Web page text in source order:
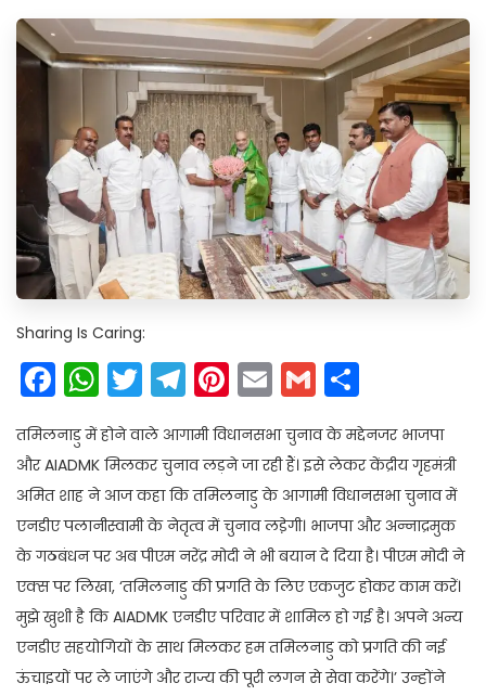
Sharing Is Caring:
Facebook
WhatsApp
Twitter
Telegram
Pinterest
EmailGmail
तमिलनाडु में होने वाले आगामी विधानसभा चुनाव के मद्देनजर भाजपा
और AIADMK मिलकर चुनाव लड़ने जा रही हैं। इसे लेकर केंद्रीय गृहमंत्री
अमित शाह ने आज कहा कि तमिलनाडु के आगामी विधानसभा चुनाव में
एनडीए पलानीस्वामी के नेतृत्व में चुनाव लडे़गी। भाजपा और अन्नाद्रमुक
के गठबंधन पर अब पीएम नरेंद्र मोदी ने भी बयान दे दिया है। पीएम मोदी ने
एक्स पर लिखा, ‘तमिलनाडु की प्रगति के लिए एकजुट होकर काम करें।
मुझे खुशी है कि AIADMK एनडीए परिवार में शामिल हो गई है। अपने अन्य
एनडीए सहयोगियों के साथ मिलकर हम तमिलनाडु को प्रगति की नई
ऊंचाइयों पर ले जाएंगे और राज्य की पूरी लगन से सेवा करेंगे।’ उन्होंने